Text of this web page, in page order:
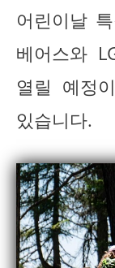
어린이날
베어스와
열릴 예정
있습니다.